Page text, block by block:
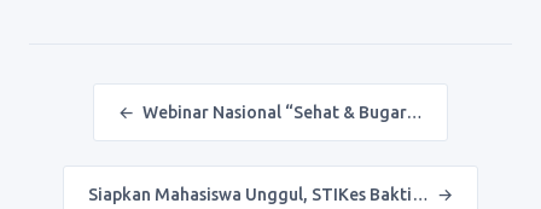
Post navigation
← Webinar Nasional “Sehat & Bugar…
Siapkan Mahasiswa Unggul, STIKes Bakti… →